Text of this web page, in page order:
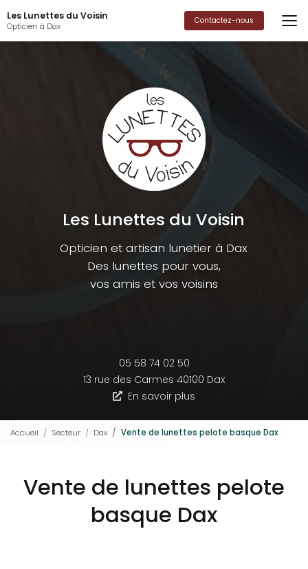
au
contenu
principal
Les Lunettes du Voisin
Opticien à Dax Contactez-nous
Les Lunettes du Voisin
Opticien et artisan lunetier à Dax
Des lunettes pour vous,
vos amis et vos voisins
05 58 74 02 50
13 rue des Carmes 40100 Dax
En savoir plus
Accueil Secteur Dax Vente de lunettes pelote basque Dax
Vente de lunettes pelote
basque Dax